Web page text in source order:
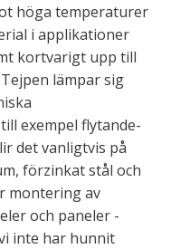
höga temperaturer
i applikationer
kortvarigt upp till
lämpar sig
exempel flytande-
det vanligtvis på
förzinkat stål och
montering av
och paneler -
inte har hunnit